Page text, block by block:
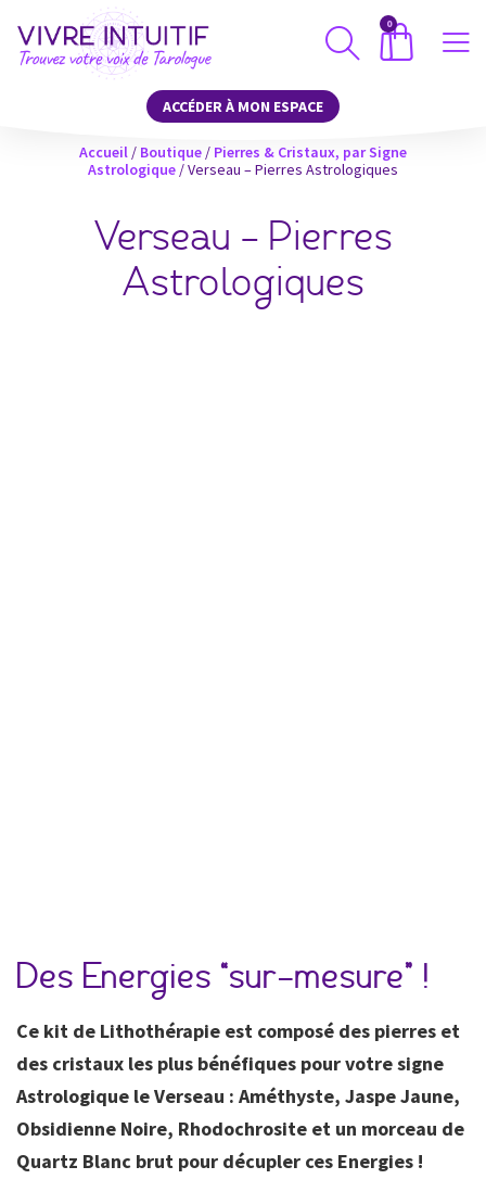
0
ACCÉDER À MON ESPACE
Accueil / Boutique / Pierres & Cristaux, par Signe
Astrologique / Verseau – Pierres Astrologiques
Verseau – Pierres
Astrologiques
Des Energies “sur-mesure” !
Ce kit de Lithothérapie est composé des pierres et
des cristaux les plus bénéfiques pour votre signe
Astrologique le Verseau : Améthyste, Jaspe Jaune,
Obsidienne Noire, Rhodochrosite et un morceau de
Quartz Blanc brut pour décupler ces Energies !